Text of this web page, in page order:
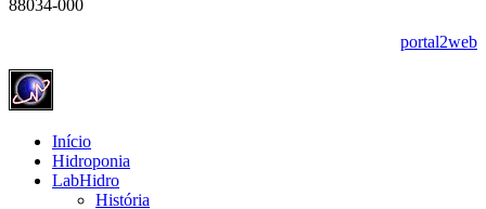
88034-000
portal2web
Início
Hidroponia
LabHidro
História